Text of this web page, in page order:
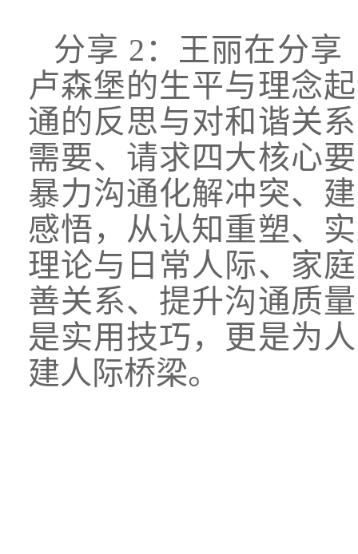
分享 2：王丽在分享
卢森堡的生平与理念
通的反思与对和谐关
需要、请求四大核心
暴力沟通化解冲突、
感悟，从认知重塑、
理论与日常人际、家
善关系、提升沟通质
是实用技巧，更是为
建人际桥梁。